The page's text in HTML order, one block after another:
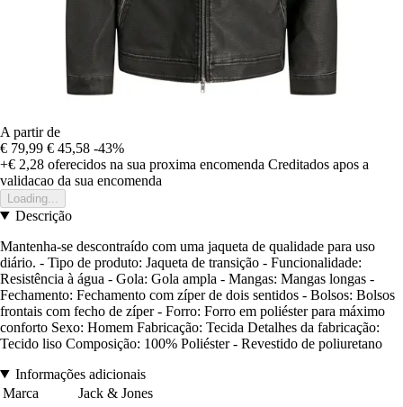
A partir de
€ 79,99 € 45,58 -43%
+€ 2,28 oferecidos na sua proxima encomenda Creditados apos a
validacao da sua encomenda
Loading...
Descrição
Mantenha-se descontraído com uma jaqueta de qualidade para uso
diário. - Tipo de produto: Jaqueta de transição - Funcionalidade:
Resistência à água - Gola: Gola ampla - Mangas: Mangas longas -
Fechamento: Fechamento com zíper de dois sentidos - Bolsos: Bolsos
frontais com fecho de zíper - Forro: Forro em poliéster para máximo
conforto Sexo: Homem Fabricação: Tecida Detalhes da fabricação:
Tecido liso Composição: 100% Poliéster - Revestido de poliuretano
Informações adicionais
Marca
Jack & Jones